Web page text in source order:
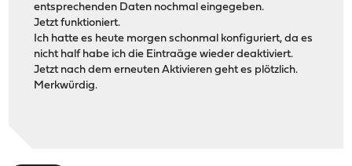
entsprechenden Daten nochmal eingegeben.
Jetzt funktioniert.
Ich hatte es heute morgen schonmal konfiguriert, da es
nicht half habe ich die Eintraäge wieder deaktiviert.
Jetzt nach dem erneuten Aktivieren geht es plötzlich.
Merkwürdig.